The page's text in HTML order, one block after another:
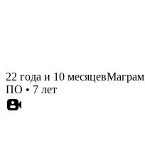
22 года и 10 месяцевМаграм
ПО • 7 лет